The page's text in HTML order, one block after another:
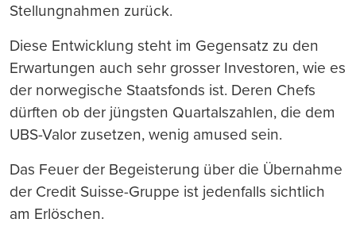
Stellungnahmen zurück.
Diese Entwicklung steht im Gegensatz zu den
Erwartungen auch sehr grosser Investoren, wie es
der norwegische Staatsfonds ist. Deren Chefs
dürften ob der jüngsten Quartalszahlen, die dem
UBS-Valor zusetzen, wenig amused sein.
Das Feuer der Begeisterung über die Übernahme
der Credit Suisse-Gruppe ist jedenfalls sichtlich
am Erlöschen.